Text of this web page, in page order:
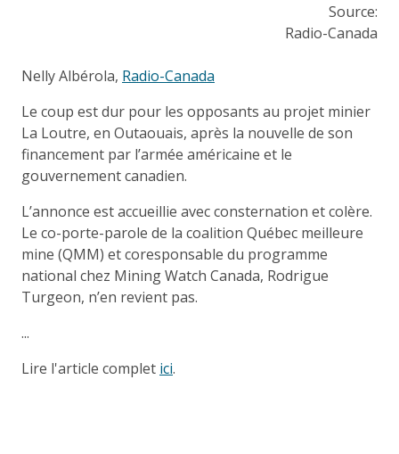
Source:
Radio-Canada
Nelly Albérola, Radio-Canada
Le coup est dur pour les opposants au projet minier
La Loutre, en Outaouais, après la nouvelle de son
financement par l’armée américaine et le
gouvernement canadien.
L’annonce est accueillie avec consternation et colère.
Le co-porte-parole de la coalition Québec meilleure
mine (QMM) et coresponsable du programme
national chez Mining Watch Canada, Rodrigue
Turgeon, n’en revient pas.
...
Lire l'article complet ici.